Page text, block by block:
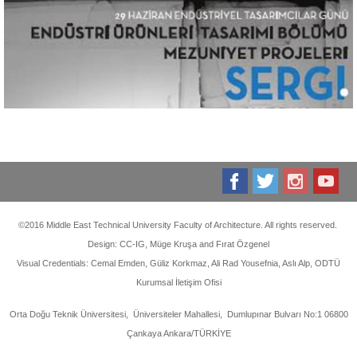
©2016 Middle East Technical University Faculty of Architecture. All rights reserved.
Design: CC-IG, Müge Kruşa and Fırat Özgenel
Visual Credentials: Cemal Emden, Güliz Korkmaz, Ali Rad Yousefnia, Aslı Alp, ODTÜ
Kurumsal İletişim Ofisi
Orta Doğu Teknik Üniversitesi, Üniversiteler Mahallesi, Dumlupınar Bulvarı No:1 06800
Çankaya Ankara/TÜRKİYE